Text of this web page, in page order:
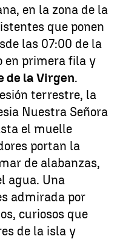
en la zona de la
que ponen
las 07:00 de la
en primera fila y
de la Virgen.
terrestre, la
Nuestra Señora
el muelle
portan la
de alabanzas,
agua. Una
admirada por
curiosos que
de la isla y